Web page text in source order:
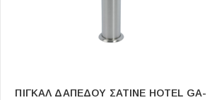
ΠΙΓΚΆΛ ΔΑΠΈΔΟΥ ΣΑΤΙΝΈ HOTEL GA-